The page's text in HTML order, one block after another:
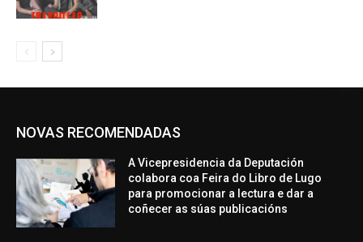
NOVAS RECOMENDADAS
A Vicepresidencia da Deputación
colabora coa Feira do Libro de Lugo
para promocionar a lectura e dar a
coñecer as súas publicacións